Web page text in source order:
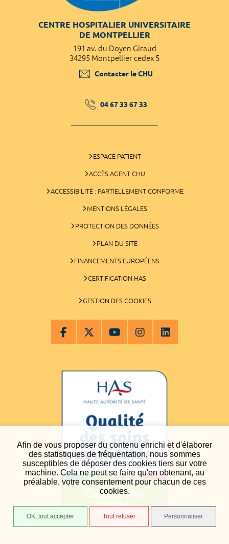
Afin de vous proposer du contenu enrichi et d'élaborer
des statistiques de fréquentation, nous sommes
susceptibles de déposer des cookies tiers sur votre
machine. Cela ne peut se faire qu'en obtenant, au
préalable, votre consentement pour chacun de ces
cookies.
OK, tout accepter Tout refuser Personnaliser
CENTRE HOSPITALIER UNIVERSITAIRE
DE MONTPELLIER
191 av. du Doyen Giraud
34295 Montpellier cedex 5
Contacter le CHU
04 67 33 67 33
ESPACE PATIENT
ACCÈS AGENT CHU
ACCESSIBILITÉ : PARTIELLEMENT CONFORME
MENTIONS LÉGALES
PROTECTION DES DONNÉES
PLAN DU SITE
FINANCEMENTS EUROPÉENS
CERTIFICATION HAS
GESTION DES COOKIES